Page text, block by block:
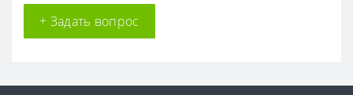
+ Задать вопрос